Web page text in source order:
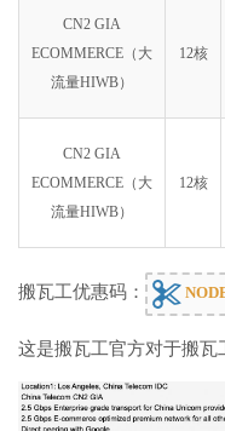
CN2 GIA
ECOMMERCE（大
流量HIWB）
12核
CN2 GIA
ECOMMERCE（大
流量HIWB）
12核
搬瓦工优惠码：
这是搬瓦工官方对于搬瓦